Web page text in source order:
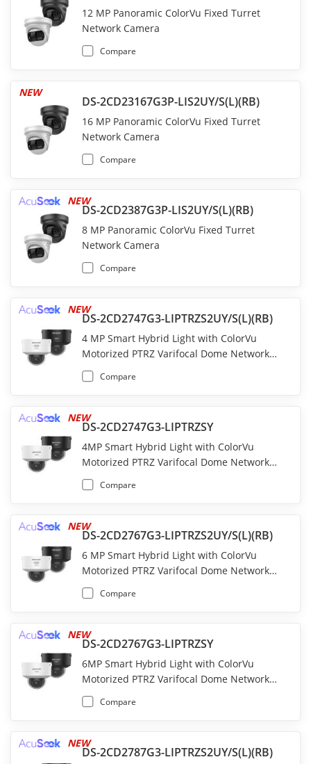
12 MP Panoramic ColorVu Fixed Turret
Network Camera
Compare
DS-2CD23167G3P-LIS2UY/S(L)(RB)
NEW
16 MP Panoramic ColorVu Fixed Turret
Network Camera
Compare
DS-2CD2387G3P-LIS2UY/S(L)(RB)
NEW
8 MP Panoramic ColorVu Fixed Turret
Network Camera
Compare
DS-2CD2747G3-LIPTRZS2UY/S(L)(RB)
NEW
4 MP Smart Hybrid Light with ColorVu
Motorized PTRZ Varifocal Dome Network
Camera
Compare
DS-2CD2747G3-LIPTRZSY
NEW
4MP Smart Hybrid Light with ColorVu
Motorized PTRZ Varifocal Dome Network
Camera
Compare
DS-2CD2767G3-LIPTRZS2UY/S(L)(RB)
NEW
6 MP Smart Hybrid Light with ColorVu
Motorized PTRZ Varifocal Dome Network
Camera
Compare
DS-2CD2767G3-LIPTRZSY
NEW
6MP Smart Hybrid Light with ColorVu
Motorized PTRZ Varifocal Dome Network
Camera
Compare
DS-2CD2787G3-LIPTRZS2UY/S(L)(RB)
NEW